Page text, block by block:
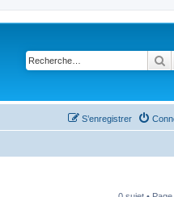
S’enregistrer